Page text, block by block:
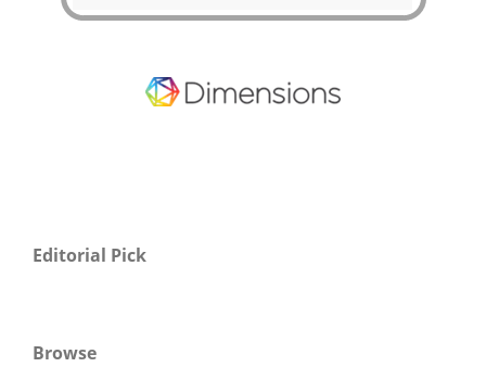
Editorial Pick
Browse